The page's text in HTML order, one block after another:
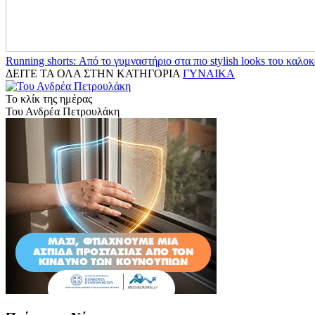
Running shorts: Από το γυμναστήριο στα πιο stylish looks του
ΔΕΙΤΕ ΤΑ ΟΛΑ ΣΤΗΝ ΚΑΤΗΓΟΡΙΑ ΓΥΝΑΙΚΑ
Το κλίκ της ημέρας
Του Ανδρέα Πετρουλάκη